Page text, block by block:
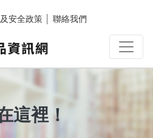
安全政策 聯絡我們
這裡！